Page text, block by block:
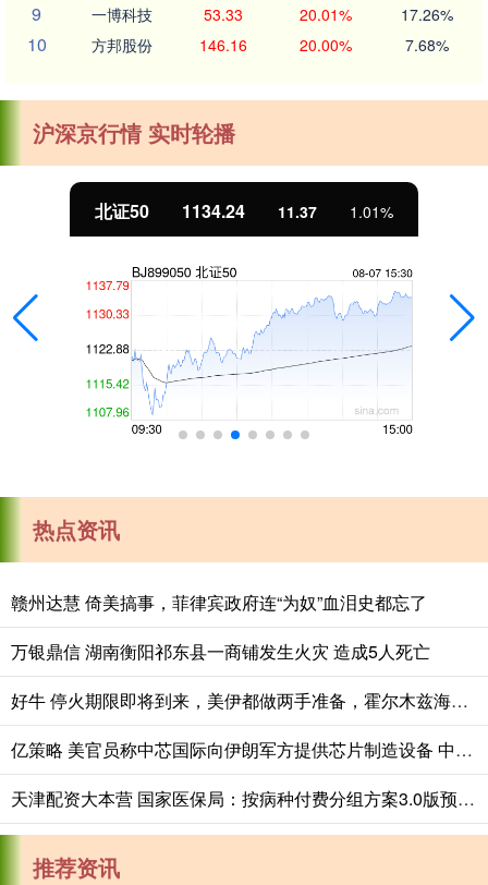
9 一博科技 53.33 20.01% 17.26%
10 方邦股份 146.16 20.00% 7.68%
沪深京行情 实时轮播
北证50 1134.24 11.37 1.01%
热点资讯
赣州达慧 倚美搞事，菲律宾政府连“为奴”血泪史都忘了
万银鼎信 湖南衡阳祁东县一商铺发生火灾 造成5人死亡
好牛 停火期限即将到来，美伊都做两手准备，霍尔木兹海峡“开了又关”
亿策略 美官员称中芯国际向伊朗军方提供芯片制造设备 中方回应
天津配资大本营 国家医保局：按病种付费分组方案3.0版预计今年7月发布
推荐资讯